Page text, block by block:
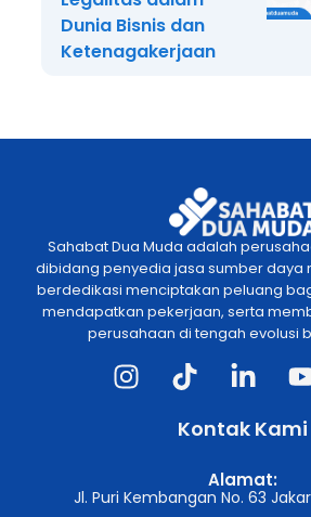
Dunia Bisnis dan
Ketenagakerjaan
Sahabat Dua Muda adalah
dibidang penyedia jasa sumber daya
berdedikasi menciptakan peluang
mendapatkan pekerjaan, serta
perusahaan di tengah evolusi
Kontak Kami
Alamat:
Jl. Puri Kembangan No. 63